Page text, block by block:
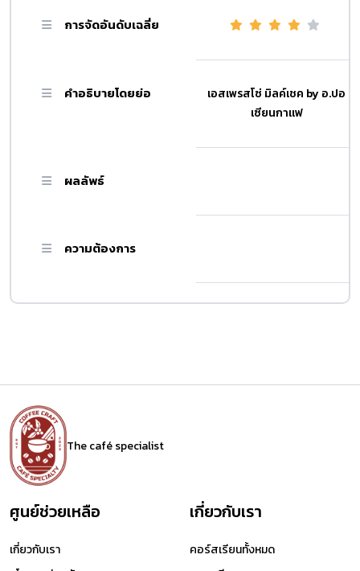
การจัดอันดับเฉลี่ย
คำอธิบายโดยย่อ
เอสเพรสโซ่ มิลค์เชค by อ.ปอ
เซียนกาแฟ
ผลลัพธ์
ความต้องการ
The café specialist
ศูนย์ช่วยเหลือ
เกี่ยวกับเรา
เกี่ยวกับเรา
คอร์สเรียนทั้งหมด